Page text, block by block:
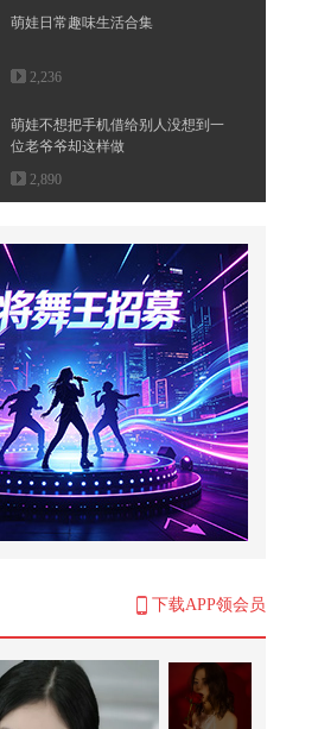
萌娃日常趣味生活合集
2,236
萌娃不想把手机借给别人没想到一
位老爷爷却这样做
2,890
禽”（Raptor）发动机为“超级重型...
455
花一年时间，准备一份礼物
1,902
找出并抓捕可疑的人#小游戏
515
中国文化常识
毕雯珺&张淼怡正片上线！毕雯珺
聊对张淼怡的初印象是高冷，他觉
得...
48,984
下载APP领会员